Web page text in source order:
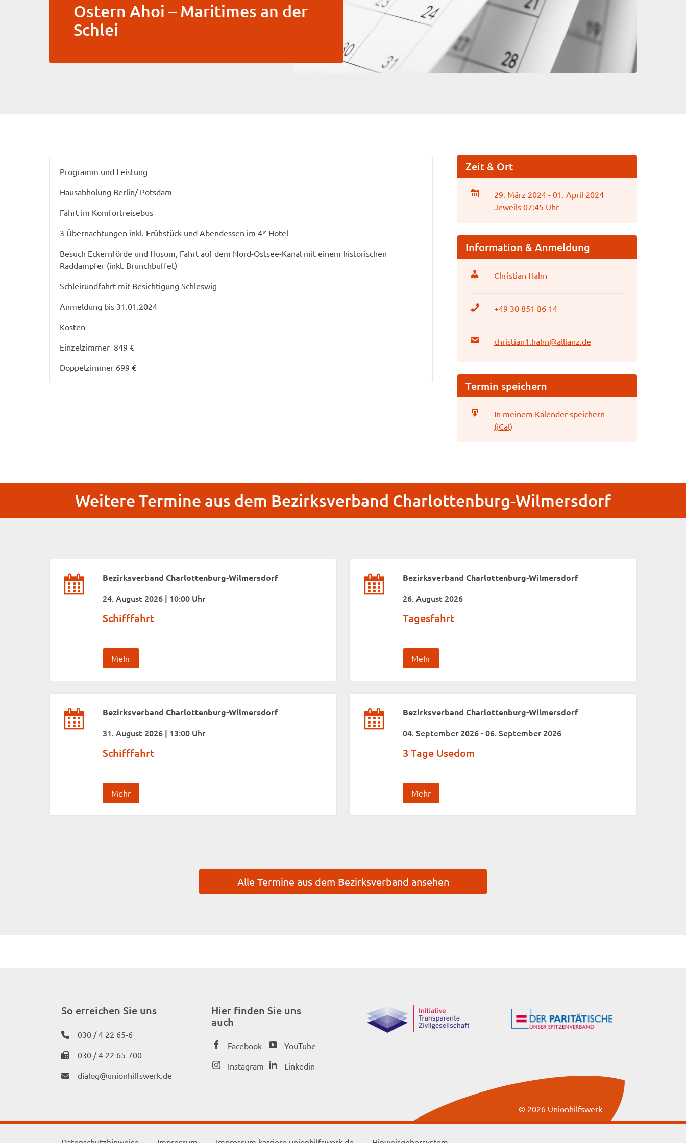
Ostern Ahoi – Maritimes an der
Schlei
Programm und Leistung
Hausabholung Berlin/ Potsdam
Fahrt im Komfortreisebus
3 Übernachtungen inkl. Frühstück und Abendessen im 4* Hotel
Besuch Eckernförde und Husum, Fahrt auf dem Nord-Ostsee-Kanal mit einem historischen
Raddampfer (inkl. Brunchbuffet)
Schleirundfahrt mit Besichtigung Schleswig
Anmeldung bis 31.01.2024
Kosten
Einzelzimmer 849 €
Doppelzimmer 699 €
Zeit & Ort
29. März 2024 - 01. April 2024
Jeweils 07:45 Uhr
Information & Anmeldung
Christian Hahn
+49 30 851 86 14
christian1.hahn@allianz.de
Termin speichern
In meinem Kalender speichern
(iCal)
Weitere Termine aus dem Bezirksverband Charlottenburg-Wilmersdorf
Bezirksverband Charlottenburg-Wilmersdorf
24. August 2026 | 10:00 Uhr
Schifffahrt
Mehr
Bezirksverband Charlottenburg-Wilmersdorf
26. August 2026
Tagesfahrt
Mehr
Bezirksverband Charlottenburg-Wilmersdorf
31. August 2026 | 13:00 Uhr
Schifffahrt
Mehr
Bezirksverband Charlottenburg-Wilmersdorf
04. September 2026 - 06. September 2026
3 Tage Usedom
Mehr
Alle Termine aus dem Bezirksverband ansehen
So erreichen Sie uns
030 / 4 22 65-6
030 / 4 22 65-700
dialog@unionhilfswerk.de
Hier finden Sie uns
auch
Facebook
Instagram
YouTube
Linkedin
© 2026 Unionhilfswerk